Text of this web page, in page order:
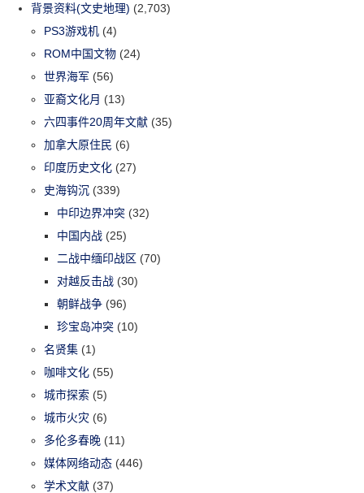
背景资料(文史地理) (2,703)
PS3游戏机 (4)
ROM中国文物 (24)
世界海军 (56)
亚裔文化月 (13)
六四事件20周年文献 (35)
加拿大原住民 (6)
印度历史文化 (27)
史海钩沉 (339)
中印边界冲突 (32)
中国内战 (25)
二战中缅印战区 (70)
对越反击战 (30)
朝鲜战争 (96)
珍宝岛冲突 (10)
名贤集 (1)
咖啡文化 (55)
城市探索 (5)
城市火灾 (6)
多伦多春晚 (11)
媒体网络动态 (446)
学术文献 (37)